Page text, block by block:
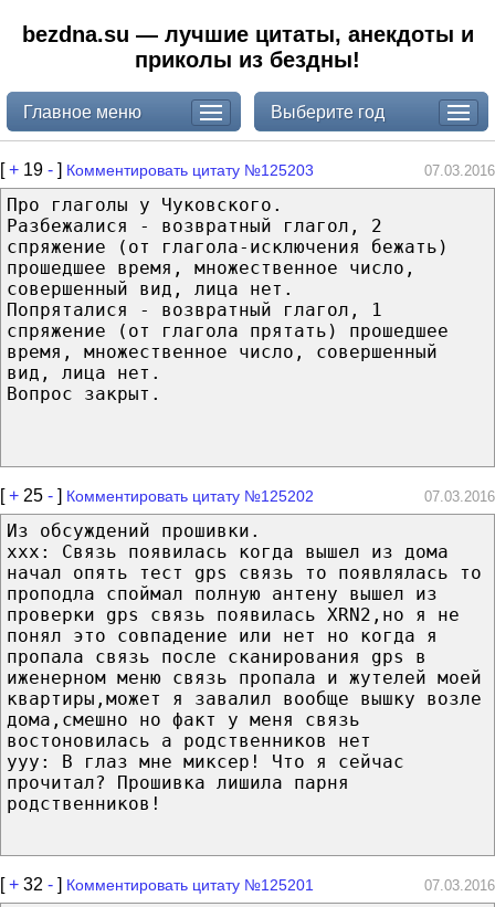
bezdna.su — лучшие цитаты, анекдоты и
приколы из бездны!
Главное меню Выберите год
[+ 19 - ] Комментировать цитату №125203 07.03.2016
Про глаголы у Чуковского.
Разбежалися - возвратный глагол, 2
спряжение (от глагола-исключения бежать)
прошедшее время, множественное число,
совершенный вид, лица нет.
Попряталися - возвратный глагол, 1
спряжение (от глагола прятать) прошедшее
время, множественное число, совершенный
вид, лица нет.
Вопрос закрыт.
[+ 25 - ] Комментировать цитату №125202 07.03.2016
Из обсуждений прошивки.
xxx: Связь появилась когда вышел из дома
начал опять тест gps связь то появлялась то
проподла споймал полную антену вышел из
проверки gps связь появилась XRN2,но я не
понял это совпадение или нет но когда я
пропала связь после сканирования gps в
иженерном меню связь пропала и жутелей моей
квартиры,может я завалил вообще вышку возле
дома,смешно но факт у меня связь
востоновилась а родственников нет
yyy: В глаз мне миксер! Что я сейчас
прочитал? Прошивка лишила парня
родственников!
[+ 32 - ] Комментировать цитату №125201 07.03.2016